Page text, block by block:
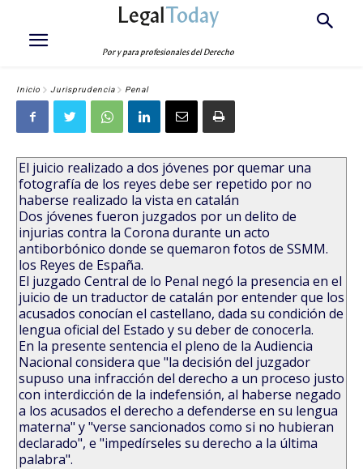
LegalToday
Por y para profesionales del Derecho
Inicio Jurisprudencia Penal
El juicio realizado a dos jóvenes por quemar una
fotografía de los reyes debe ser repetido por no
haberse realizado la vista en catalán
Dos jóvenes fueron juzgados por un delito de
injurias contra la Corona durante un acto
antiborbónico donde se quemaron fotos de SSMM.
los Reyes de España.
El juzgado Central de lo Penal negó la presencia en el
juicio de un traductor de catalán por entender que los
acusados conocían el castellano, dada su condición de
lengua oficial del Estado y su deber de conocerla.
En la presente sentencia el pleno de la Audiencia
Nacional considera que "la decisión del juzgador
supuso una infracción del derecho a un proceso justo
con interdicción de la indefensión, al haberse negado
a los acusados el derecho a defenderse en su lengua
materna" y "verse sancionados como si no hubieran
declarado", e "impedírseles su derecho a la última
palabra".